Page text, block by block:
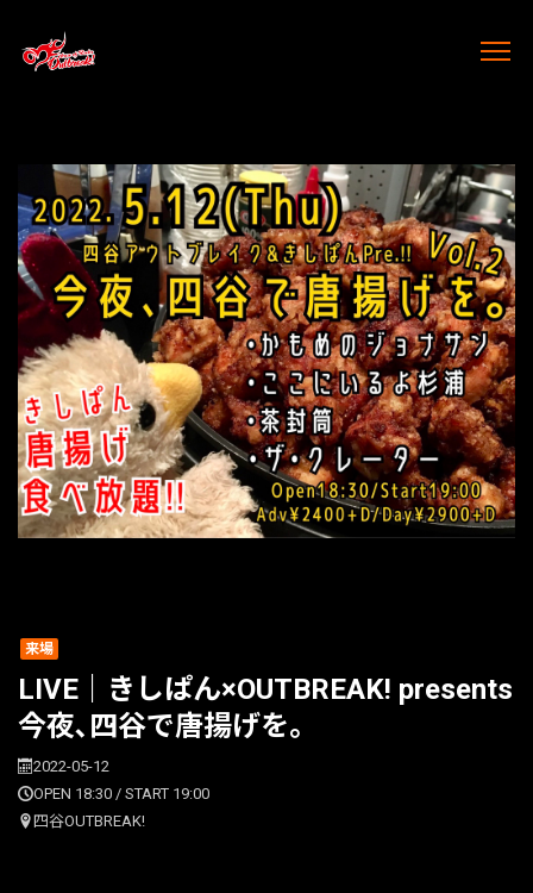
来場
LIVE｜きしぱん×OUTBREAK! presents
今夜､四谷で唐揚げを。
2022-05-12
OPEN 18:30 / START 19:00
四谷OUTBREAK!